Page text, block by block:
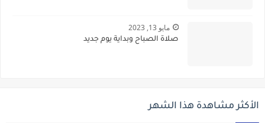
مايو 13, 2023
صلاة الصباح وبداية يوم جديد
الأكثر مشاهدة هذا الشهر